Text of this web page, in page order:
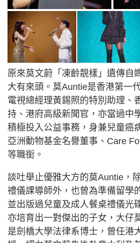
原來莫文蔚「凍齡靚樣」遺傳自
大有來頭。莫Auntie是香港第一
電視總經理黃錫照的特別助理、
持、港府高級新聞官，亦當過中
積極投入公益事務，身兼兒童癌
亞洲動物基金名譽董事、Care
等職銜。
談吐舉止優雅大方的莫Auntie，
禮儀課導師外，也曾為準備留學
並出版過兒童及成人餐桌禮儀光
亦培育出一對傑出的子女，大仔
是劍橋大學法律系博士，曾任港